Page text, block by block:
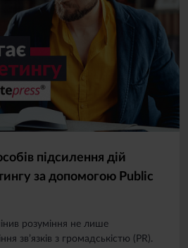
підсилення дій
за допомогою Public
розуміння не лише
зв’язків з громадськістю (PR).